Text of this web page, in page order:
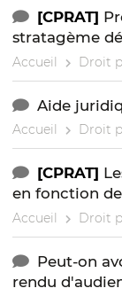
[CPRAT]
stratagème
Accueil Droit
Aide
Accueil Droit
[CPRAT]
en fonction
Accueil Droit
Peut-on
rendu